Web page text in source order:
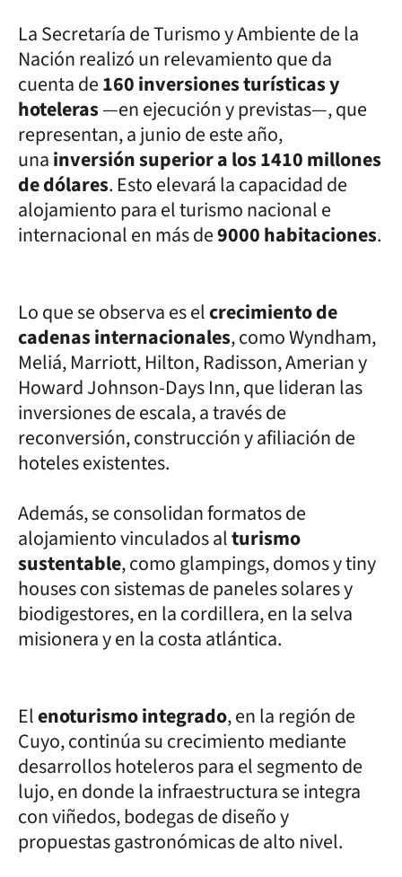
La Secretaría de Turismo y Ambiente de la
Nación realizó un relevamiento que da
cuenta de160 inversiones turísticas y
hoteleras—en ejecución y previstas—, que
representan, a junio de este año,
unainversión superior a los 1410 millones
de dólares. Esto elevará la capacidad de
alojamiento para el turismo nacional e
internacional en más de9000 habitaciones.
Lo que se observa es elcrecimiento de
cadenas internacionales, como Wyndham,
Meliá, Marriott, Hilton, Radisson, Amerian y
Howard Johnson-Days Inn, que lideran las
inversiones de escala, a través de
reconversión, construcción y afiliación de
hoteles existentes.
Además, se consolidan formatos de
alojamiento vinculados alturismo
sustentable, como glampings, domos y tiny
houses con sistemas de paneles solares y
biodigestores, en la cordillera, en la selva
misionera y en la costa atlántica.
Elenoturismo integrado, en la región de
Cuyo, continúa su crecimiento mediante
desarrollos hoteleros para el segmento de
lujo, en donde la infraestructura se integra
con viñedos, bodegas de diseño y
propuestas gastronómicas de alto nivel.